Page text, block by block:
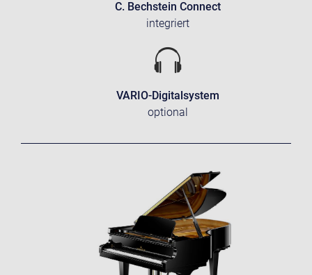
C. Bechstein Connect
integriert
VARIO-Digitalsystem
optional